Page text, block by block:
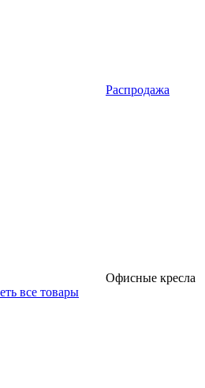
Распродажа
Офисные кресла
все товары